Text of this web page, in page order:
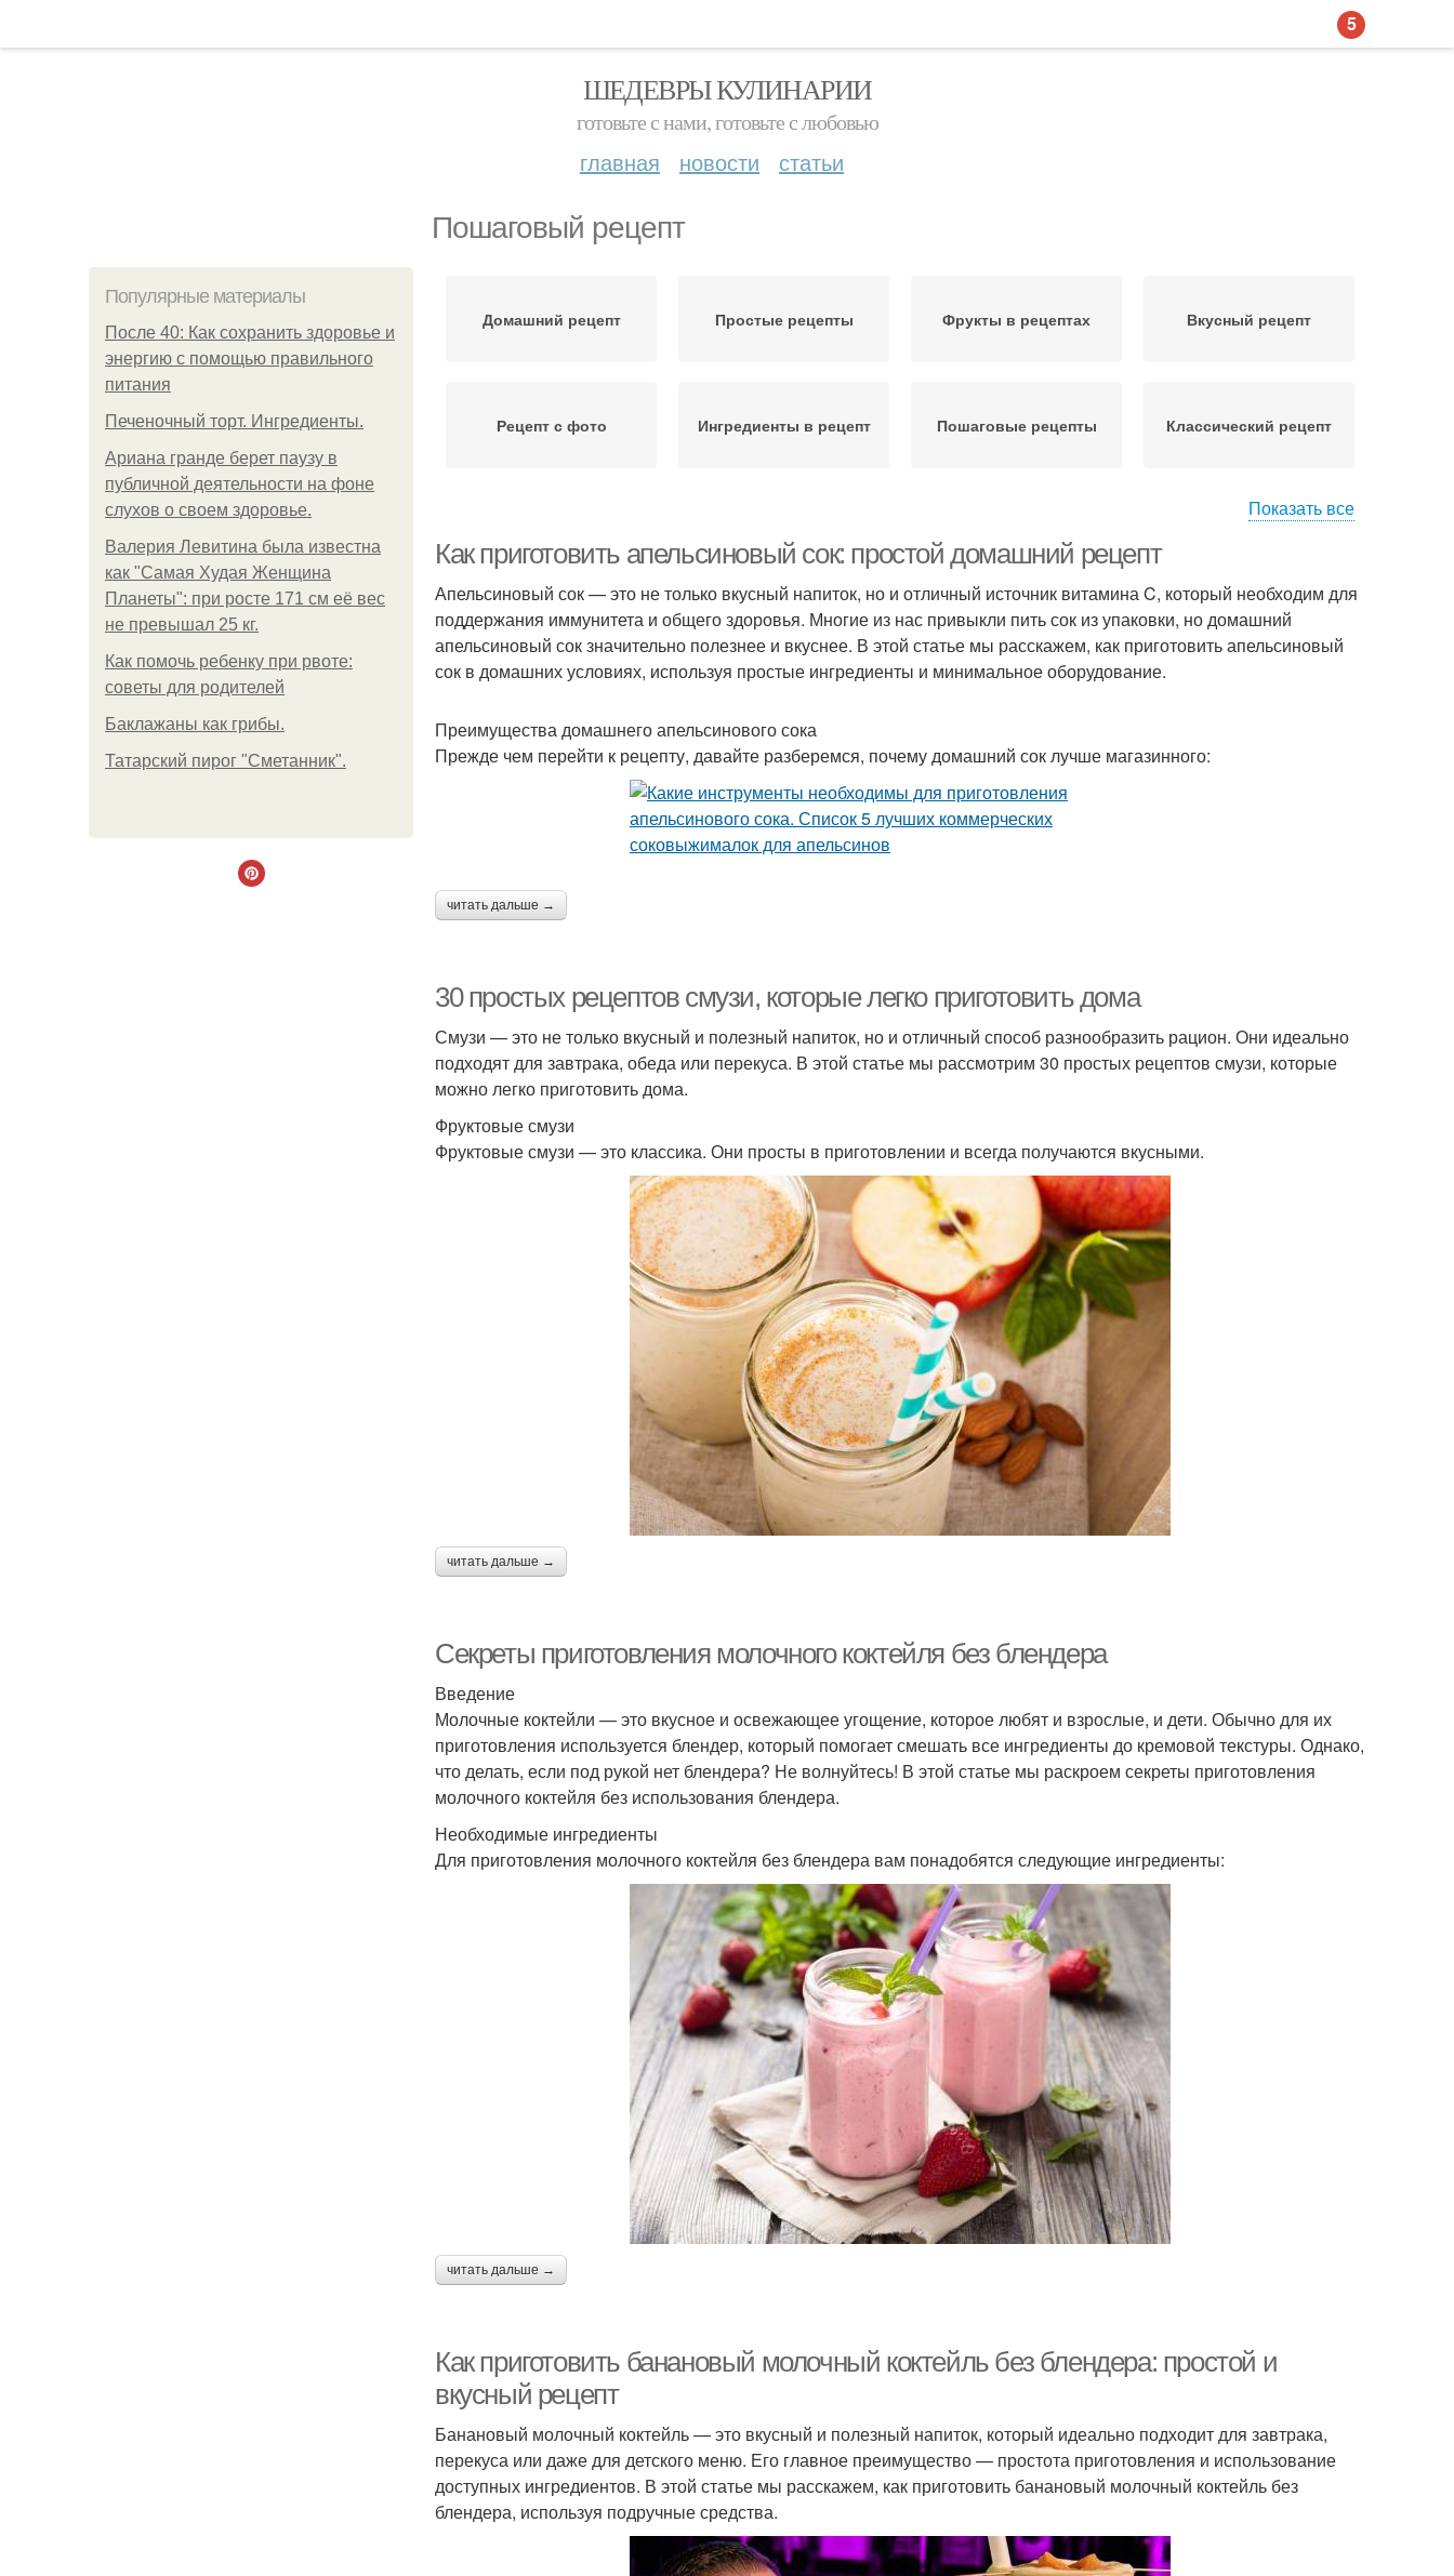
ШЕДЕВРЫ КУЛИНАРИИ
готовьте с нами, готовьте с любовью
главная новости статьи
Пошаговый рецепт
Популярные материалы
После 40: Как сохранить здоровье и
энергию с помощью правильного
питания
Печеночный торт. Ингредиенты.
Ариана гранде берет паузу в
публичной деятельности на фоне
слухов о своем здоровье.
Валерия Левитина была известна
как "Самая Худая Женщина
Планеты": при росте 171 см её вес
не превышал 25 кг.
Как помочь ребенку при рвоте:
советы для родителей
Баклажаны как грибы.
Татарский пирог "Сметанник".
Домашний рецепт Простые рецепты Фрукты в рецептах Вкусный рецепт
Рецепт с фото Ингредиенты в рецепт Пошаговые рецепты Классический рецепт
условиях
Пошаговые фото
Майонез по
классическому рецепту
Рецепт в блендере
Пошаговое
приготовление
Быстрый рецепт
Показать все
Как приготовить апельсиновый сок: простой домашний рецепт
Апельсиновый сок — это не только вкусный напиток, но и отличный источник витамина C, который необходим для
поддержания иммунитета и общего здоровья. Многие из нас привыкли пить сок из упаковки, но домашний
апельсиновый сок значительно полезнее и вкуснее. В этой статье мы расскажем, как приготовить апельсиновый
сок в домашних условиях, используя простые ингредиенты и минимальное оборудование.
Преимущества домашнего апельсинового сока
Прежде чем перейти к рецепту, давайте разберемся, почему домашний сок лучше магазинного:
читать дальше →
30 простых рецептов смузи, которые легко приготовить дома
Смузи — это не только вкусный и полезный напиток, но и отличный способ разнообразить рацион. Они идеально
подходят для завтрака, обеда или перекуса. В этой статье мы рассмотрим 30 простых рецептов смузи, которые
можно легко приготовить дома.
Фруктовые смузи
Фруктовые смузи — это классика. Они просты в приготовлении и всегда получаются вкусными.
читать дальше →
Секреты приготовления молочного коктейля без блендера
Введение
Молочные коктейли — это вкусное и освежающее угощение, которое любят и взрослые, и дети. Обычно для их
приготовления используется блендер, который помогает смешать все ингредиенты до кремовой текстуры. Однако,
что делать, если под рукой нет блендера? Не волнуйтесь! В этой статье мы раскроем секреты приготовления
молочного коктейля без использования блендера.
Необходимые ингредиенты
Для приготовления молочного коктейля без блендера вам понадобятся следующие ингредиенты:
читать дальше →
Как приготовить банановый молочный коктейль без блендера: простой и
вкусный рецепт
Банановый молочный коктейль — это вкусный и полезный напиток, который идеально подходит для завтрака,
перекуса или даже для детского меню. Его главное преимущество — простота приготовления и использование
доступных ингредиентов. В этой статье мы расскажем, как приготовить банановый молочный коктейль без
блендера, используя подручные средства.
5